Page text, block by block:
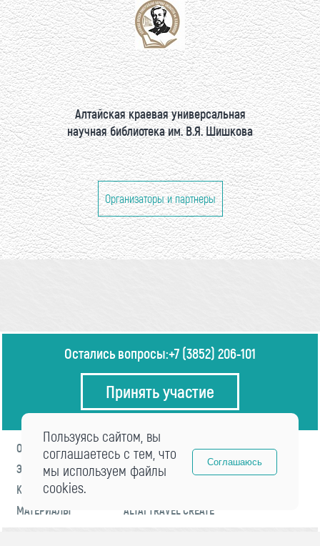
Алтайская краевая универсальная
научная библиотека им. В.Я. Шишкова
Организаторы и партнеры
Остались вопросы:+7 (3852) 206-101
Принять участие
О ФОРУМЕ
ПРОГРАММА
ЭКСПЕРТЫ
НОВОСТИ
КОНТАКТЫ
МАТЕРИАЛЫ
ALTAI TRAVEL CREATE
Пользуясь сайтом, вы
соглашаетесь с тем, что
мы используем файлы
cookies.
Соглашаюсь